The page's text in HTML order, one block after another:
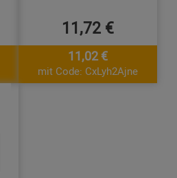
11,72 €
11,02 €
mit Code: CxLyh2Ajne